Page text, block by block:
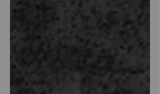
“어느 지역이 수입이 괜찮은가”, 그리고
“어떤 옷을 입어야 하는가”이다. 전국적
으로 보면 지역마다 상권 규모, 손님 소
비력, 업소 운영 방식이 달라 수입 편차
가 분명히 존재한다. 또한 복장은 첫인상
과 직결되기 때문에 업종과 지역 분위기
에 맞게 준비하는 것이 중요하다. 1. 수입
이 괜찮은 지역의 공통적인 특징 전국업